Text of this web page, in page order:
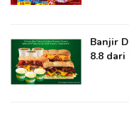
Banjir
8.8